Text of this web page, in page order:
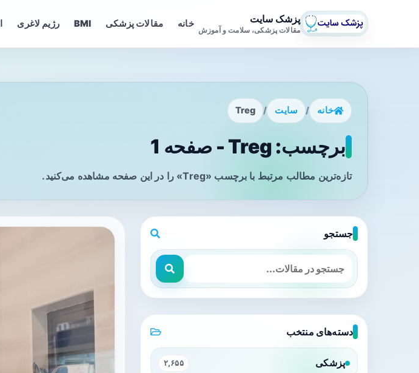
پزشک سایت
مقالات پزشکی، سلامت و آموزش
خانه مقالات پزشکی BMI رژیم لاغری
خانه / سایت /
Treg
برچسب: Treg - صفحه 1
تازه‌ترین مطالب مرتبط با برچسب «Treg» را در این صفحه مشاهده می‌کنید.
جستجو
دسته‌های منتخب
پزشکی ۲,۶۵۵